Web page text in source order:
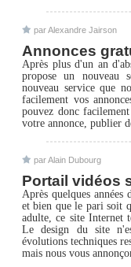
par Alexandre Jairson
Annonces
Après plus d'un an
propose un nouveau
nouveau service que
facilement vos
pouvez donc
votre annonce, publier
par Alain Dubourg
Portail vidéos
Après quelques
et bien que le pari soit
adulte, ce site Internet
Le design du site
évolutions techniques
mais nous vous